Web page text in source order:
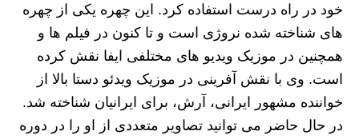
خود در راه درست استفاده کرد. این چهره یکی از چهره
های شناخته شده نروژی است و تا کنون در فیلم ها و
همچنین در موزیک ویدیو های مختلفی ایفا نقش کرده
است. وی با نقش آفرینی در موزیک ویدئو دستا بالا از
خواننده مشهور ایرانی، آرش، برای ایرانیان شناخته شد.
در حال حاضر می توانید تصاویر متعددی از او را در دوره